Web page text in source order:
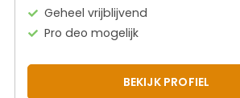
Geheel vrijblijvend
Pro deo mogelijk
BEKIJK PROFIEL